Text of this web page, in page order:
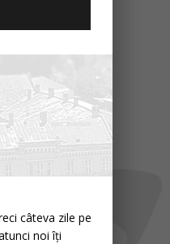
câteva zile pe
noi îți